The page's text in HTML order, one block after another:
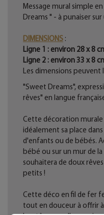
Message mural simple
Dreams " - à punaiser sur
DIMENSIONS :
Ligne 1 : environ 28 x 8
Ligne 2 : environ 33 x 8
Les dimensions peuvent
"Sweet Dreams",
rêves" en langue
Cette décoration
idéalement sa place
d'enfants ou de bébés.
bébé ou sur un mur de
souhaitera de doux
petits !
Cette déco en fil de fer
tout en douceur à offrir